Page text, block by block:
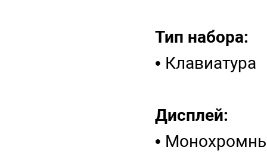
Тип набора:
• Клавиатура
Дисплей:
•